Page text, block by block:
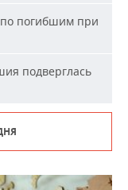
погибшим при
подверглась